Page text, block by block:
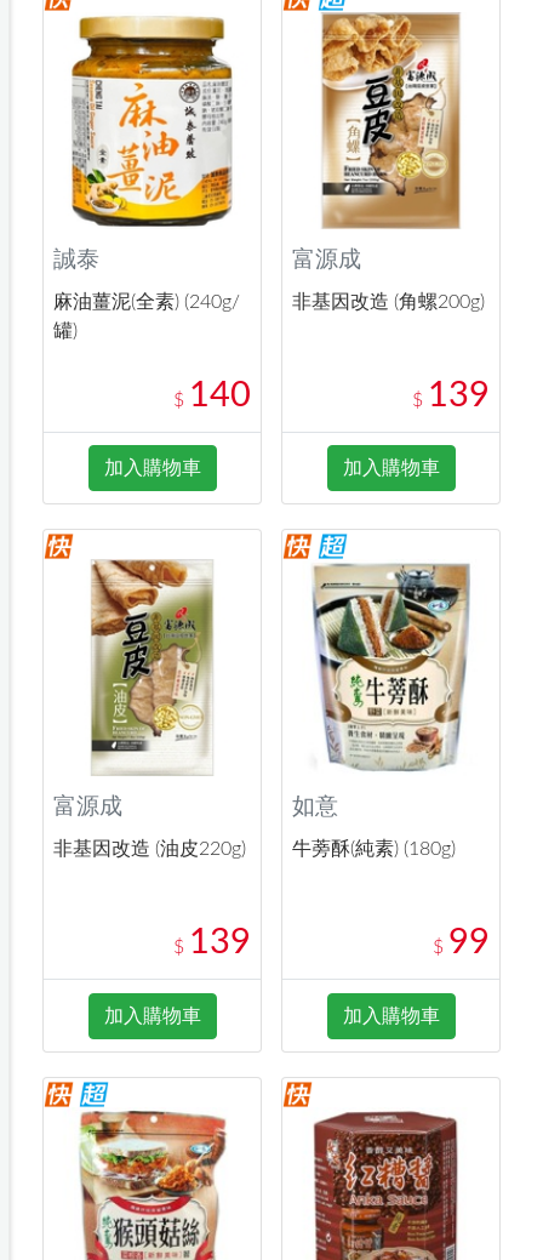
誠泰
麻油薑泥(全素) (240g/
罐)
$ 140
加入購物車
富源成
非基因改造 (角螺200g)
$ 139
加入購物車
富源成
非基因改造 (油皮220g)
$ 139
加入購物車
如意
牛蒡酥(純素) (180g)
$ 99
加入購物車